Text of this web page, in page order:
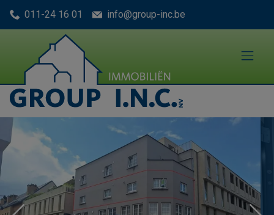
Menu overslaan en naar de inhoud gaan
011-24 16 01 info@group-inc.be